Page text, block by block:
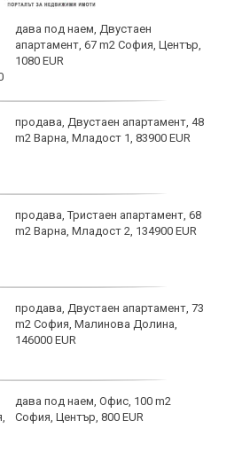
дава под наем, Двустаен
апартамент, 67 m2 София, Център,
1080 EUR
продава, Двустаен апартамент, 48
m2 Варна, Младост 1, 83900 EUR
продава, Тристаен апартамент, 68
m2 Варна, Младост 2, 134900 EUR
продава, Двустаен апартамент, 73
m2 София, Малинова Долина,
146000 EUR
дава под наем, Офис, 100 m2
София, Център, 800 EUR